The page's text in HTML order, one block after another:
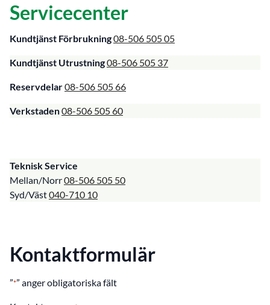
Servicecenter
Kundtjänst Förbrukning08-506 505 05
Kundtjänst Utrustning08-506 505 37
Reservdelar08-506 505 66
Verkstaden08-506 505 60
Teknisk Service
Mellan/Norr08-506 505 50
Syd/Väst040-710 10
Kontaktformulär
”*” anger obligatoriska fält